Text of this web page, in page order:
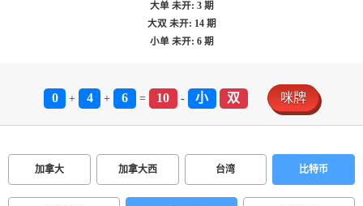
大单 未开: 3期
大双 未开: 14期
小单 未开: 6期
0 + 4 + 6 = 10 - 小 双 咪牌
加拿大 加拿大西 台湾 比特币